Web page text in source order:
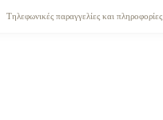
Τηλεφωνικές παραγγελίες και πληροφορίες